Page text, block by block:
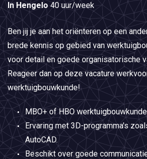
In Hengelo40 uur/week
Ben jij je aan het oriënteren op een
brede kennis op gebied van
voor detail en goede organisatorische
Reageer dan op deze vacature
werktuigbouwkunde!
MBO+ of HBO
Ervaring met 3D-programma's
AutoCAD.
Beschikt over goede